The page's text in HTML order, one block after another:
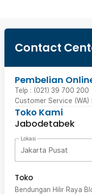
Contact
Pembelian
Telp : (021) 39 700 200
Customer Service (WA) :
Toko Kami
Jabodetabek
Lokasi
Jakarta Pusat
Toko
Bendungan Hilir Raya